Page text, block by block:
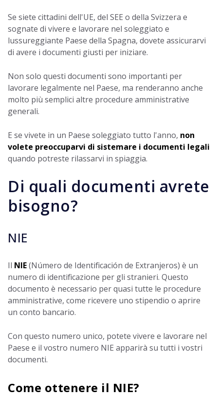
Se siete cittadini dell'UE, del SEE o della Svizzera e
sognate di vivere e lavorare nel soleggiato e
lussureggiante Paese della Spagna, dovete assicurarvi
di avere i documenti giusti per iniziare.
Non solo questi documenti sono importanti per
lavorare legalmente nel Paese, ma renderanno anche
molto più semplici altre procedure amministrative
generali.
E se vivete in un Paese soleggiato tutto l'anno, non
volete preoccuparvi di sistemare i documenti legali
quando potreste rilassarvi in spiaggia.
Di quali documenti avrete
bisogno?
NIE
Il NIE(Número de Identificación de Extranjeros) è un
numero di identificazione per gli stranieri. Questo
documento è necessario per quasi tutte le procedure
amministrative, come ricevere uno stipendio o aprire
un conto bancario.
Con questo numero unico, potete vivere e lavorare nel
Paese e il vostro numero NIE apparirà su tutti i vostri
documenti.
Come ottenere il NIE?